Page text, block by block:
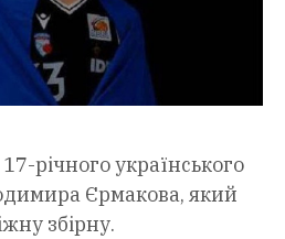
річного українського
Єрмакова, який
збірну.